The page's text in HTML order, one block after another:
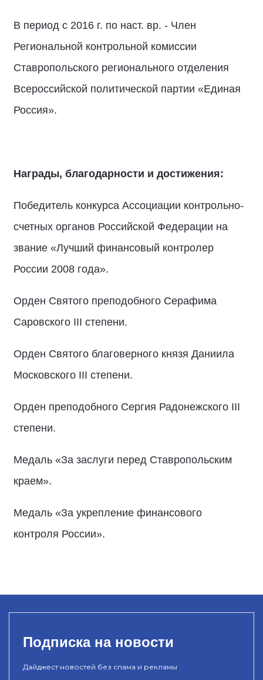
В период с 2016 г. по наст. вр. - Член
Региональной контрольной комиссии
Ставропольского регионального отделения
Всероссийской политической партии «Единая
Россия».
Награды, благодарности и достижения:
Победитель конкурса Ассоциации контрольно-
счетных органов Российской Федерации на
звание «Лучший финансовый контролер
России 2008 года».
Орден Святого преподобного Серафима
Саровского III степени.
Орден Святого благоверного князя Даниила
Московского III степени.
Орден преподобного Сергия Радонежского III
степени.
Медаль «За заслуги перед Ставропольским
краем».
Медаль «За укрепление финансового
контроля России».
Подписка на новости
Дайджест новостей без спама и рекламы